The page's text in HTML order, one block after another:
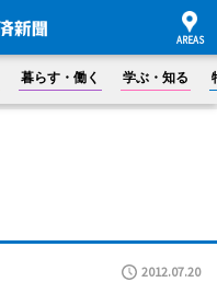
暮らす・働く 学ぶ・知る
2012.07.20